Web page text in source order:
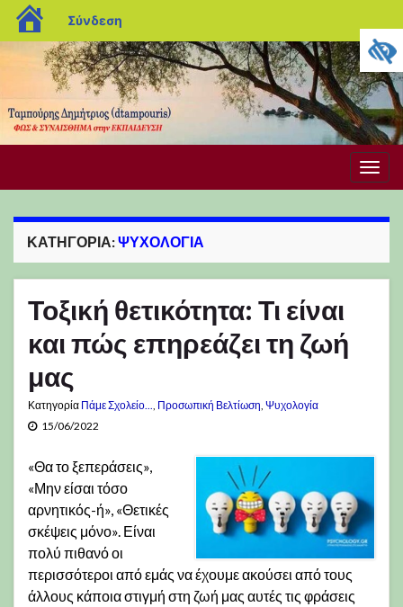
blogs.sch.gr
Σύνδεση
ΚΑΤΗΓΟΡΊΑ:ΨΥΧΟΛΟΓΊΑ
Τοξική θετικότητα: Τι είναι
και πώς επηρεάζει τη ζωή
μας
Κατηγορία Πάμε Σχολείο... Προσωπική Βελτίωση Ψυχολογία
15/06/2022
«Θα το ξεπεράσεις»,
«Μην είσαι τόσο
αρνητικός-ή», «Θετικές
σκέψεις μόνο». Είναι
πολύ πιθανό οι
περισσότεροι από εμάς να έχουμε ακούσει από τους
άλλους κάποια στιγμή στη ζωή μας αυτές τις φράσεις